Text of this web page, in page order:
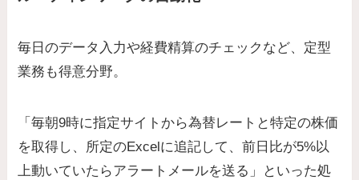
毎日のデータ入力や経費精算のチェックなど、定型
業務も得意分野。
「毎朝9時に指定サイトから為替レートと特定の株価
を取得し、所定のExcelに追記して、前日比が5%以
上動いていたらアラートメールを送る」といった処